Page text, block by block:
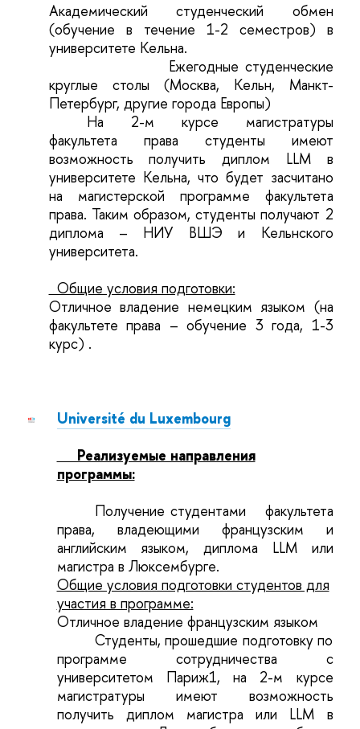
Академический студенческий обмен
(обучение в течение 1-2 семестров) в
университете Кельна.
Ежегодные студенческие
круглые столы (Москва, Кельн, Манкт-
Петербург, другие города Европы)
На 2-м курсе магистратуры
факультета права студенты имеют
возможность получить диплом LLM в
университете Кельна, что будет засчитано
на магистерской программе факультета
права. Таким образом, студенты получают 2
диплома – НИУ ВШЭ и Кельнского
университета.
Общие условия подготовки:
Отличное владение немецким языком (на
факультете права – обучение 3 года, 1-3
курс) .
Université du Luxembourg
Реализуемые направления
программы:
Получение студентами
факультета
права, владеющими французским и
английским языком, диплома LLM или
магистра в Люксембурге.
Общие условия подготовки студентов для
участия в программе:
Отличное владение французским языком
Студенты, прошедшие подготовку по
программе сотрудничества с
университетом Париж1, на 2-м курсе
магистратуры имеют возможность
получить диплом магистра или LLM в